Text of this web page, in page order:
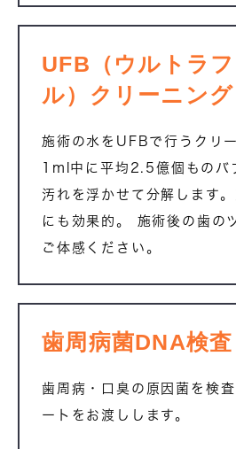
UFB（ウルトラ
ル）クリーニング
施術の水をUFBで行うクリ
1ml中に平均2.5億個ものバ
汚れを浮かせて分解します
にも効果的。 施術後の歯の
ご体感ください。
歯周病菌DNA検査
歯周病・口臭の原因菌を検
ートをお渡しします。